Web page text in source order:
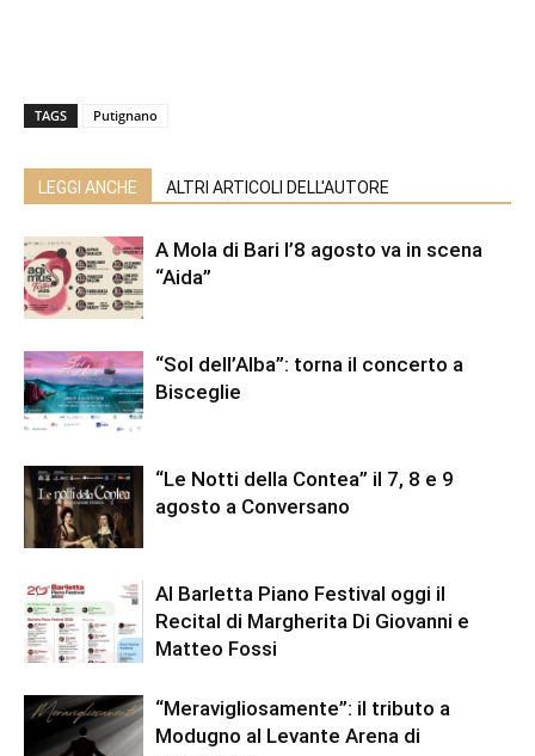
TAGS Putignano
LEGGI ANCHE ALTRI ARTICOLI DELL'AUTORE
A Mola di Bari l’8 agosto va in scena
“Aida”
“Sol dell’Alba”: torna il concerto a
Bisceglie
“Le Notti della Contea” il 7, 8 e 9
agosto a Conversano
Al Barletta Piano Festival oggi il
Recital di Margherita Di Giovanni e
Matteo Fossi
“Meravigliosamente”: il tributo a
Modugno al Levante Arena di